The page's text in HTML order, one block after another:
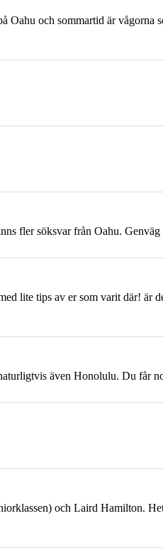
Oahu och sommartid är vågorna
fler söksvar från Oahu.
lite tips av er som varit där!
även Honolulu. Du får
och Laird Hamilton.